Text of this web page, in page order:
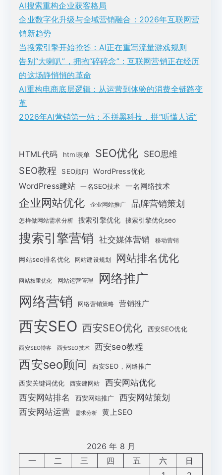
AI搜索重构企业获客格局
企业数字化升级与全域营销融合：2026年互联网营
销新趋势
当搜索引擎开始抢答：AI正在重写流量游戏规则
告别“大喇叭”，拥抱“碎碎念”：互联网营销正在经历
的这场静悄悄的革命
AI重构电商底层逻辑：从运营到体验的消费全链路变
革
2026年AI营销第一站：不拼黑科技，拼“听懂人话”
HTML代码 html表单 SEO优化 SEO思维
SEO教程 SEO顾问 WordPress优化
WordPress建站 一名SEO技术 一名网络技术
企业网站优化 企业网站推广 品牌营销策划
怎样做网站需求分析 搜索引擎优化 搜索引擎优化seo
搜索引擎营销 社交媒体营销 移动营销
网站seo排名优化 网站建设规划 网站排名优化
网站权重优化 网站运营管理 网络推广
网络营销 网络营销策略 营销推广
西安SEO 西安SEO优化 西安SEO优化
西安SEO博客 西安SEO技术 西安seo教程
西安seo顾问 西安SEO，网络推广
西安关键词优化 西安建网站 西安网站优化
西安网站排名 西安网站推广 西安网站策划
西安网站运营 需求分析 黄上SEO
2026 年 8 月
一
二 三 四 五 六
日